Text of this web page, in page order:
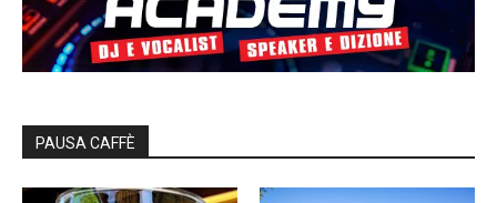
PAUSA CAFFÈ